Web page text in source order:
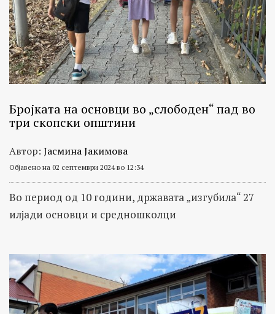
Бројката на основци во „слободен“ пад во
три скопски општини
Автор: Јасмина Јакимова
Објавено на 02 септември 2024 во 12:34
Во период од 10 години, државата „изгубила“ 27
илјади основци и средношколци